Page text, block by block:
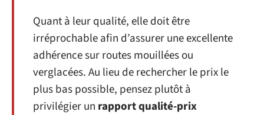
Quant à leur qualité, elle doit être
irréprochable afin d’assurer une excellente
adhérence sur routes mouillées ou
verglacées. Au lieu de rechercher le prix le
plus bas possible, pensez plutôt à
privilégier un rapport qualité-prix